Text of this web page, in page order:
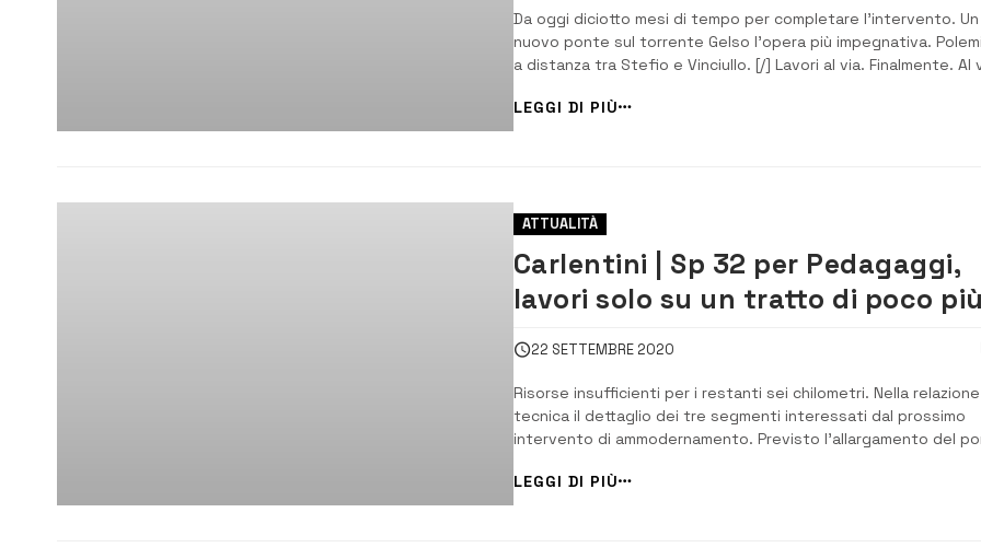
Da oggi diciotto mesi di tempo per completare l’intervento. Un
nuovo ponte sul torrente Gelso l’opera più impegnativa.
a distanza tra Stefio e Vinciullo. [/] Lavori al via. Finalmente. Al
provinciale 32 che collega Carlentini con la frazione di
Lo aveva promesso l’a...
LEGGI DI PIÙ
ATTUALITÀ
Carlentini | Sp 32 per Pedagaggi,
lavori solo su un tratto di poco più
di un chilometro
22 SETTEMBRE 2020
Risorse insufficienti per i restanti sei chilometri. Nella relazione
tecnica il dettaglio dei tre segmenti interessati dal prossimo
intervento di ammodernamento. Previsto l’allargamento del
relazione tecnica generale che accompagna il progetto
redatto dall’ing. C...
LEGGI DI PIÙ